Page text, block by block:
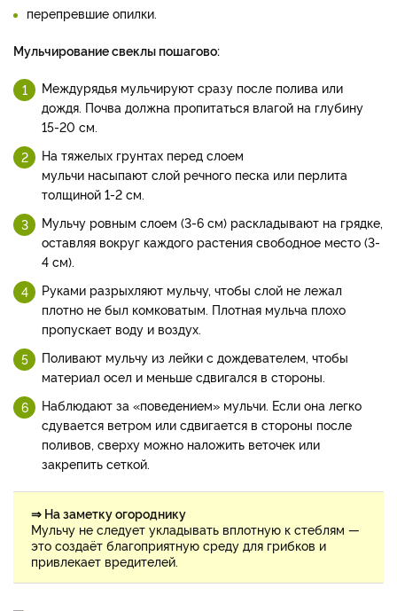
перепревшие опилки.
Мульчирование свеклы пошагово:
Междурядья мульчируют сразу после полива или
дождя. Почва должна пропитаться влагой на глубину
15-20 см.
На тяжелых грунтах перед слоем
мульчи насыпают слой речного песка или перлита
толщиной 1-2 см.
Мульчу ровным слоем (3-6 см) раскладывают на грядке,
оставляя вокруг каждого растения свободное место (3-
4 см).
Руками разрыхляют мульчу, чтобы слой не лежал
плотно не был комковатым. Плотная мульча плохо
пропускает воду и воздух.
Поливают мульчу из лейки с дождевателем, чтобы
материал осел и меньше сдвигался в стороны.
Наблюдают за «поведением» мульчи. Если она легко
сдувается ветром или сдвигается в стороны после
поливов, сверху можно наложить веточек или
закрепить сеткой.
⇒ На заметку огороднику
Мульчу не следует укладывать вплотную к стеблям —
это создаёт благоприятную среду для грибков и
привлекает вредителей.